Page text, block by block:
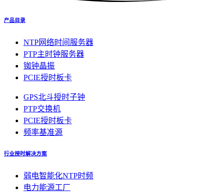
产品目录
NTP网络时间服务器
PTP主时钟服务器
铷钟晶振
PCIE授时板卡
GPS北斗授时子钟
PTP交换机
PCIE授时板卡
频率基准源
行业授时解决方案
弱电智能化NTP时频
电力能源工厂